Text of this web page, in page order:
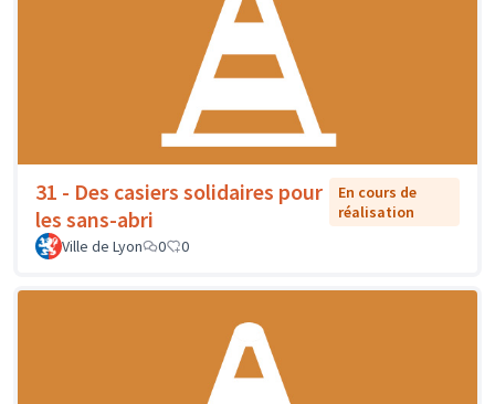
31 - Des casiers solidaires pour
les sans-abri
En cours de
réalisation
Ville de Lyon
0 0